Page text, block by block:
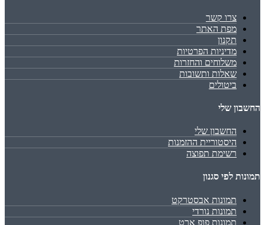
צרו קשר
מפת האתר
תקנון
מדיניות הפרטיות
משלוחים והחזרות
שאלות ותשובות
ביטולים
החשבון שלי
החשבון שלי
היסטוריית ההזמנות
רשימת תפוצה
תמונות לפי סגנון
תמונות אבסטרקט
תמונות נורדי
תמונות פופ ארט